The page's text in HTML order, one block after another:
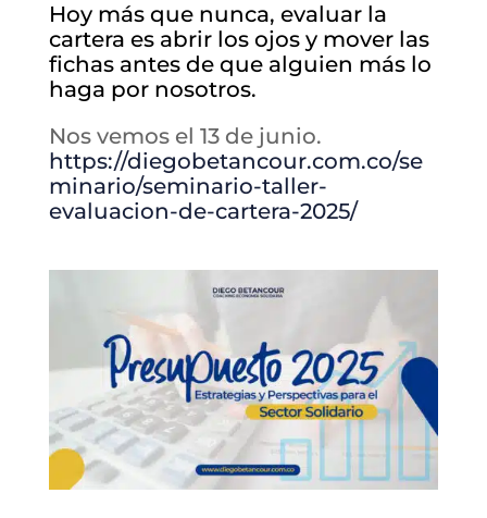
Hoy más que nunca, evaluar la
cartera es abrir los ojos y mover las
fichas antes de que alguien más lo
haga por nosotros.
Nos vemos el 13 de junio.
https://diegobetancour.com.co/se
minario/seminario-taller-
evaluacion-de-cartera-2025/